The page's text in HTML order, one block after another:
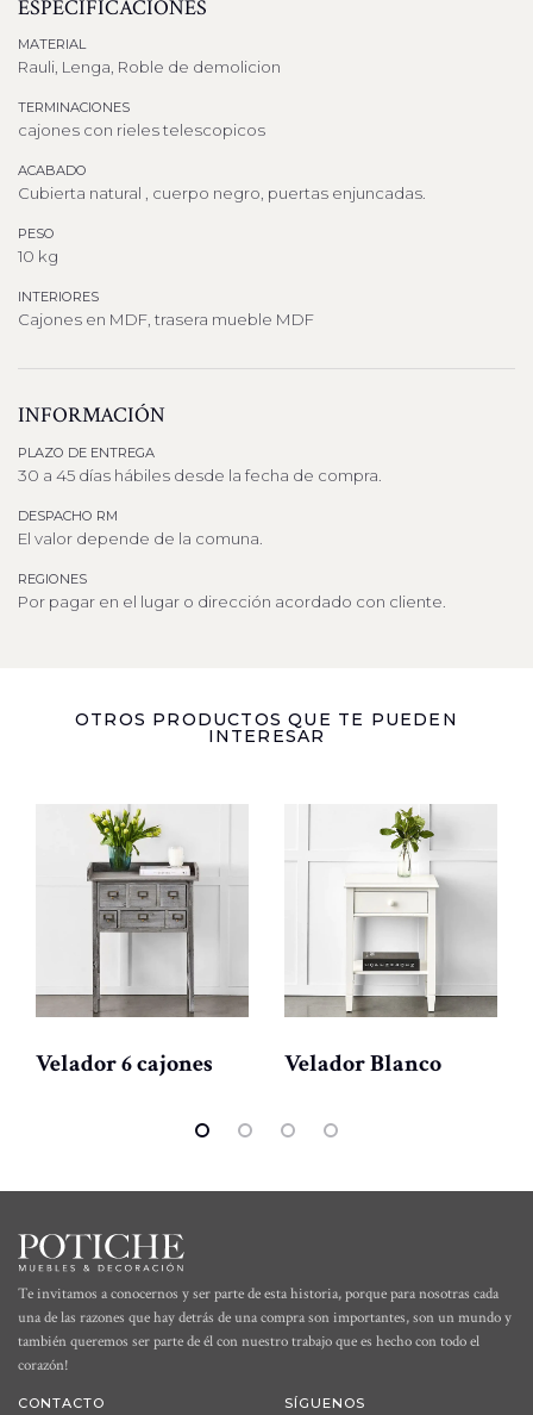
ESPECIFICACIONES
MATERIAL
Rauli, Lenga, Roble de demolicion
TERMINACIONES
cajones con rieles telescopicos
ACABADO
Cubierta natural , cuerpo negro, puertas enjuncadas.
PESO
10 kg
INTERIORES
Cajones en MDF, trasera mueble MDF
INFORMACIÓN
PLAZO DE ENTREGA
30 a 45 días hábiles desde la fecha de compra.
DESPACHO RM
El valor depende de la comuna.
REGIONES
Por pagar en el lugar o dirección acordado con cliente.
OTROS PRODUCTOS QUE TE PUEDEN
INTERESAR
Velador 6 cajones Velador Blanco
Te invitamos a conocernos y ser parte de esta historia, porque para nosotras cada
una de las razones que hay detrás de una compra son importantes, son un mundo y
también queremos ser parte de él con nuestro trabajo que es hecho con todo el
corazón!
CONTACTO SÍGUENOS